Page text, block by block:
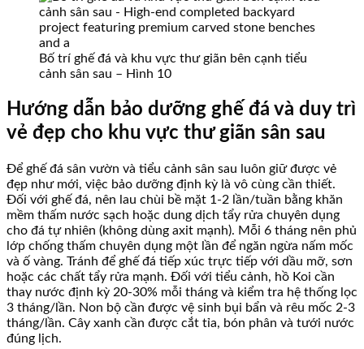
Bố trí ghế đá và khu vực thư giãn bên cạnh tiểu
cảnh sân sau – Hình 10
Hướng dẫn bảo dưỡng ghế đá và duy trì
vẻ đẹp cho khu vực thư giãn sân sau
Để ghế đá sân vườn và tiểu cảnh sân sau luôn giữ được vẻ
đẹp như mới, việc bảo dưỡng định kỳ là vô cùng cần thiết.
Đối với ghế đá, nên lau chùi bề mặt 1-2 lần/tuần bằng khăn
mềm thấm nước sạch hoặc dung dịch tẩy rửa chuyên dụng
cho đá tự nhiên (không dùng axit mạnh). Mỗi 6 tháng nên phủ
lớp chống thấm chuyên dụng một lần để ngăn ngừa nấm mốc
và ố vàng. Tránh để ghế đá tiếp xúc trực tiếp với dầu mỡ, sơn
hoặc các chất tẩy rửa mạnh. Đối với tiểu cảnh, hồ Koi cần
thay nước định kỳ 20-30% mỗi tháng và kiểm tra hệ thống lọc
3 tháng/lần. Non bộ cần được vệ sinh bụi bẩn và rêu mốc 2-3
tháng/lần. Cây xanh cần được cắt tỉa, bón phân và tưới nước
đúng lịch.